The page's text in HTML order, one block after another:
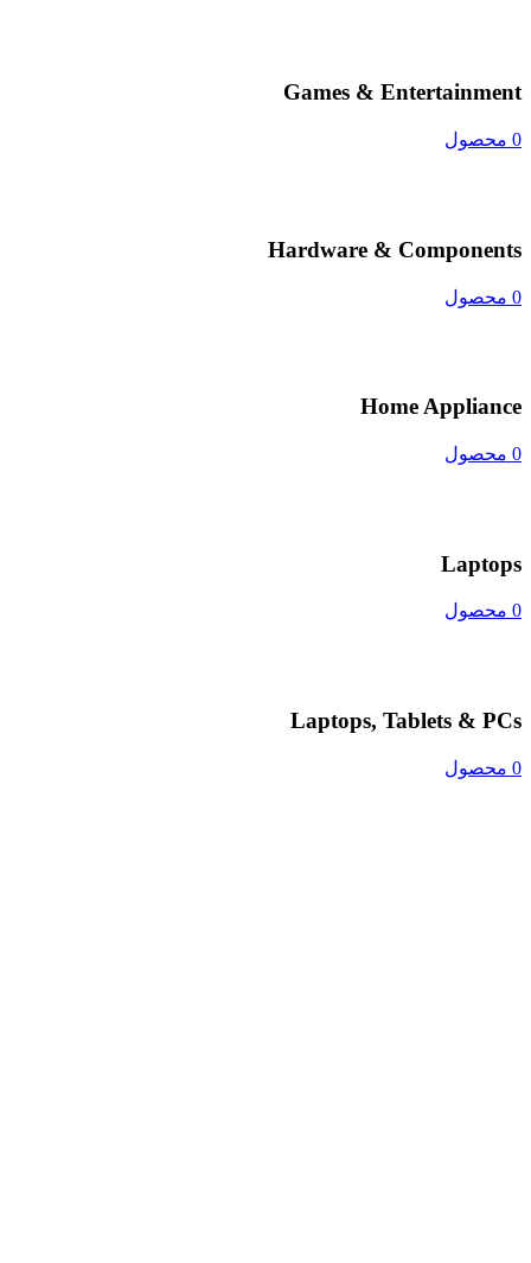
Games & Entertainment
0 محصول
Hardware & Components
0 محصول
Home Appliance
0 محصول
Laptops
0 محصول
Laptops, Tablets & PCs
0 محصول